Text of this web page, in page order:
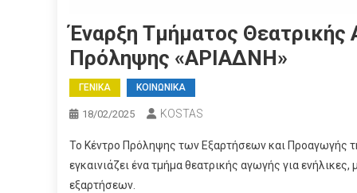
Έναρξη Τμήματος
Πρόληψης «ΑΡΙΑΔΝΗ»
ΓΕΝΙΚΑ ΚΟΙΝΩΝΙΚΑ
18/02/2025 KOSTAS
Το Κέντρο Πρόληψης των Εξαρτήσεων και Προαγωγής
εγκαινιάζει ένα τμήμα θεατρικής αγωγής για
εξαρτήσεων.